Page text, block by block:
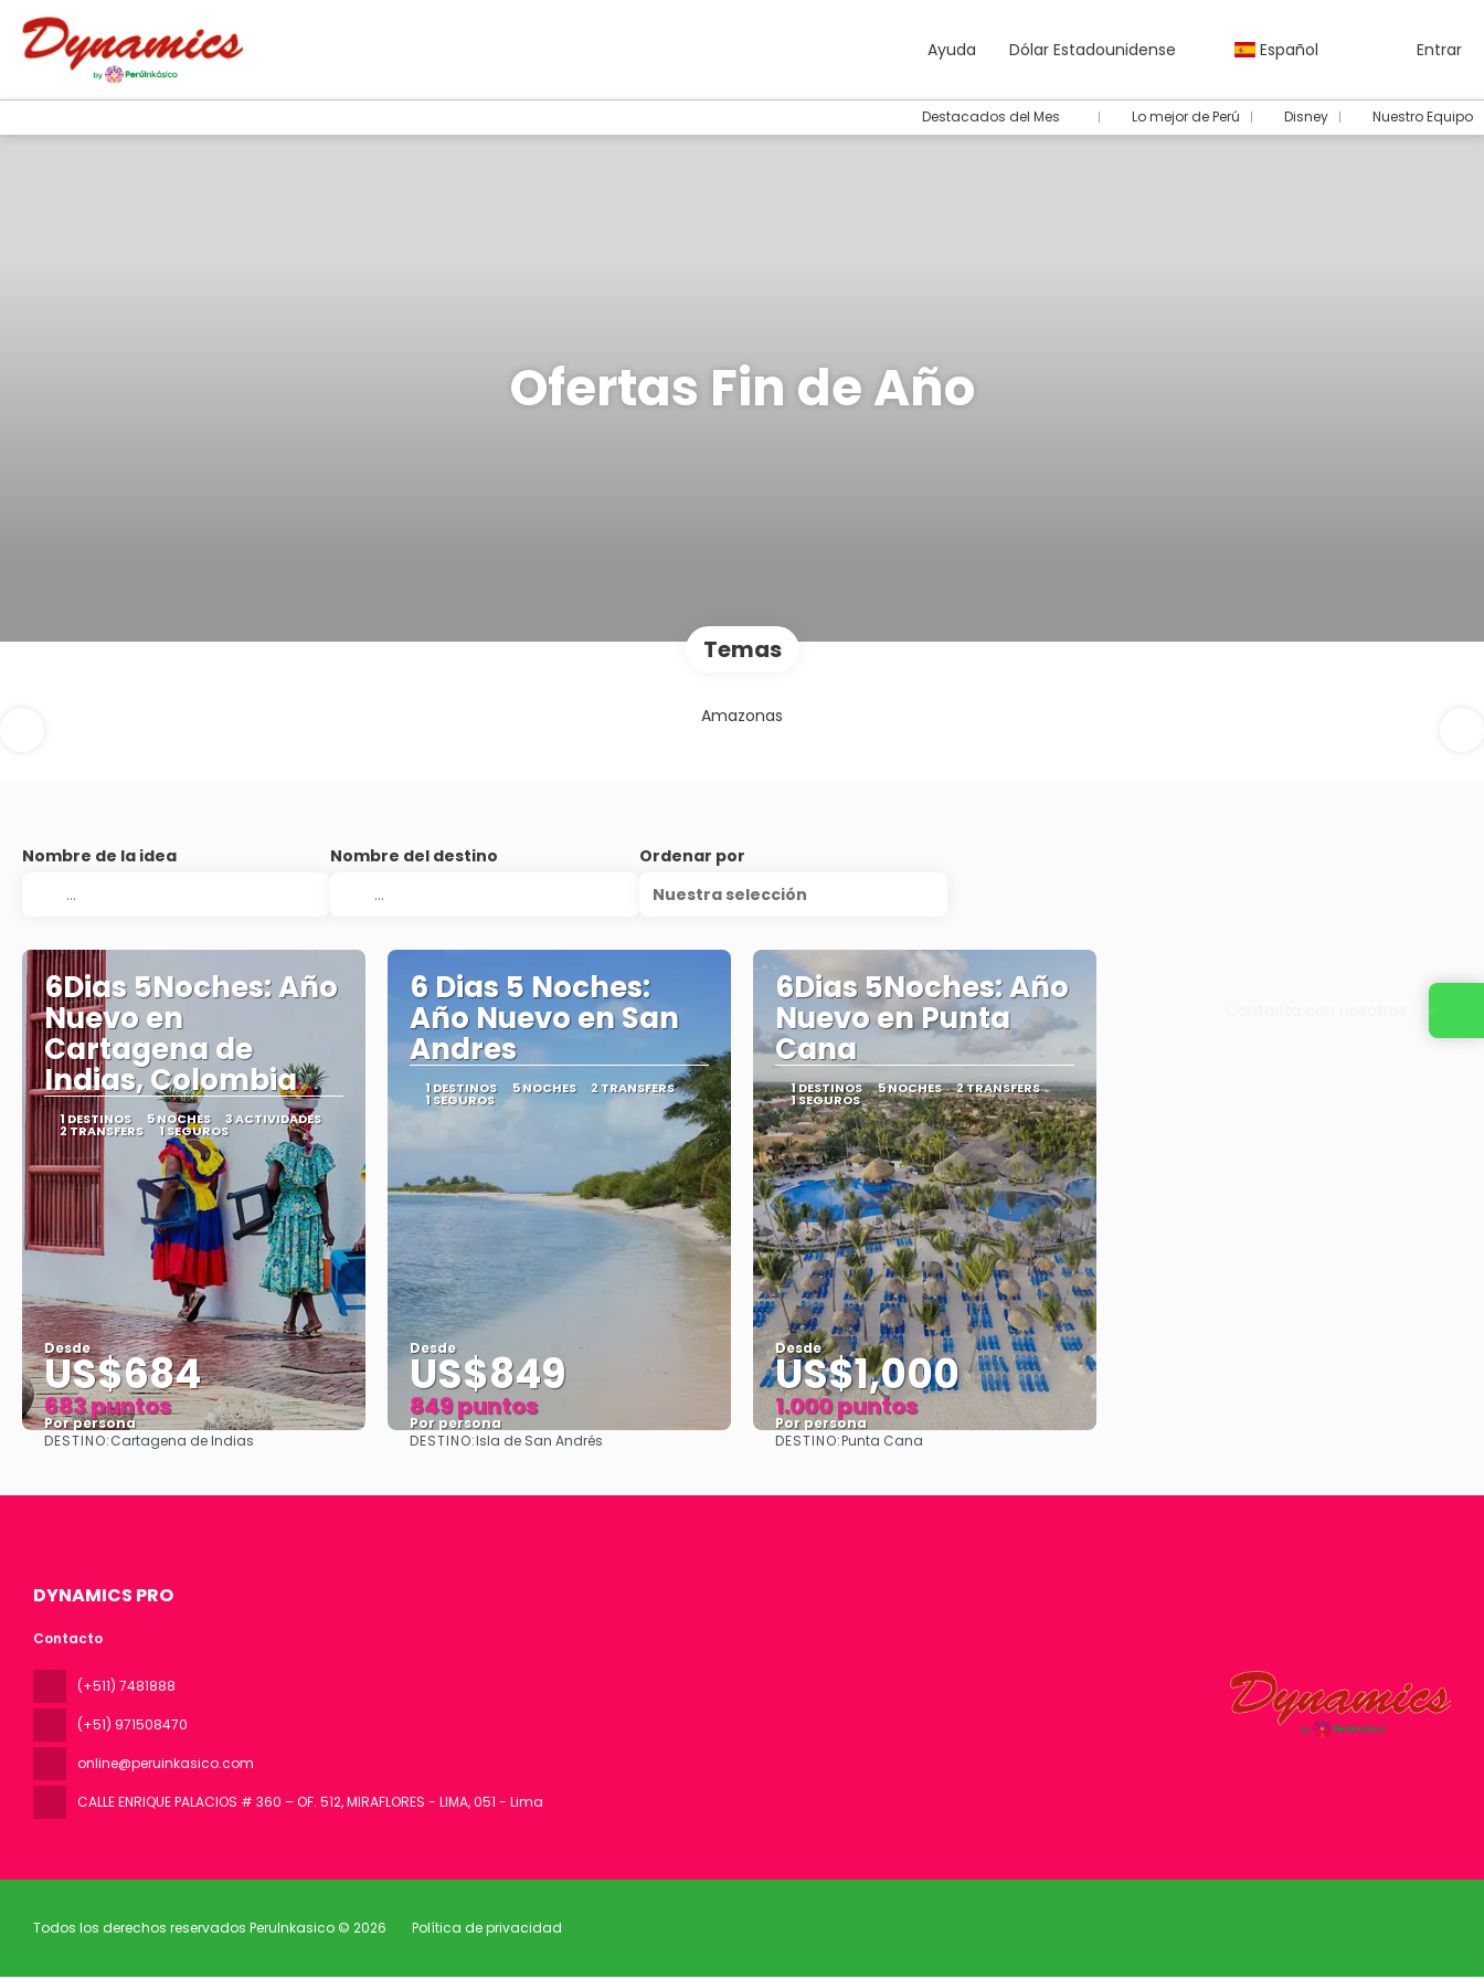
Ayuda Dólar Estadounidense Español Entrar
Destacados del Mes Lo mejor de Perú Disney Nuestro Equipo
Ofertas Fin de Año
Temas
Amazonas
Nombre de la idea Nombre del destino
Ordenar por
Nuestra selección
6Dias 5Noches: Año
Nuevo en
Cartagena de
Indias, Colombia
1 DESTINOS 5 NOCHES 3 ACTIVIDADES
2 TRANSFERS 1 SEGUROS
Desde
US$684
683 puntos
Por persona
Ver
DESTINO:Cartagena de Indias
6 Dias 5 Noches:
Año Nuevo en San
Andres
1 DESTINOS 5 NOCHES 2 TRANSFERS
1 SEGUROS
Desde
US$849
849 puntos
Por persona
Ver
DESTINO:Isla de San Andrés
6Dias 5Noches: Año
Nuevo en Punta
Cana
1 DESTINOS 5 NOCHES 2 TRANSFERS
1 SEGUROS
Desde
US$1,000
1.000 puntos
Por persona
Ver
DESTINO:Punta Cana
DYNAMICS PRO
Contacto
(+511) 7481888
(+51) 971508470
online@peruinkasico.com
CALLE ENRIQUE PALACIOS # 360 – OF. 512, MIRAFLORES - LIMA, 051 - Lima
Todos los derechos reservados PeruInkasico © 2026 Política de privacidad